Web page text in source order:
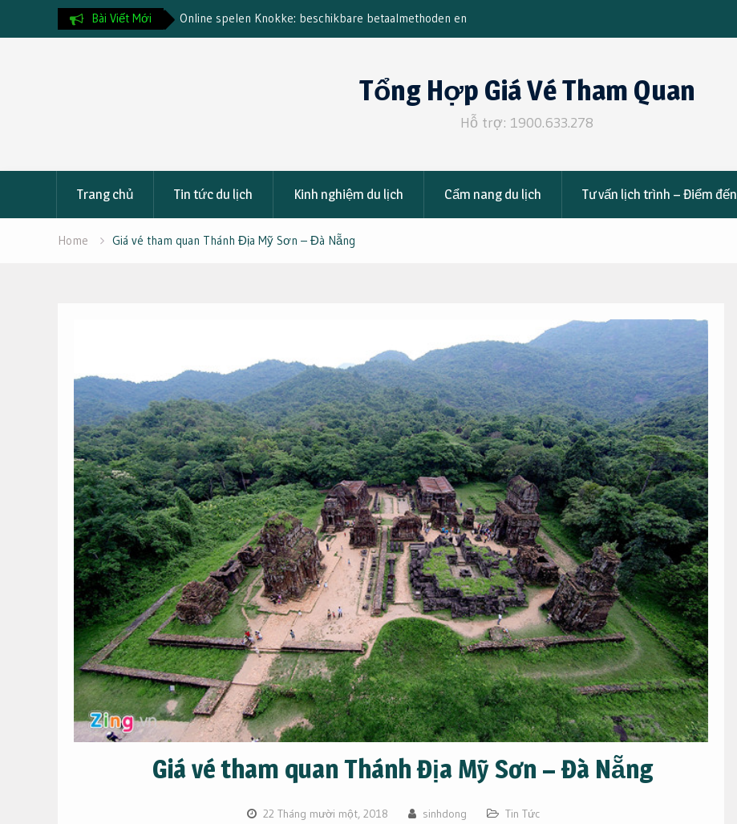
Bài Viết Mới
betaalmethoden en
Chia Sẻ Kinh Nghiệm Du Lịch Nha Trang 4 Ngày 3 Đêm
Đáng Nhớ
Tổng Hợp Giá Vé Tham Quan
Hỗ trợ: 1900.633.278
Trang chủ Tin tức du lịch Kinh nghiệm du lịch Cẩm nang du lịch Tư vấn lịch trình – Điểm đến
Home Giá vé tham quan Thánh Địa Mỹ Sơn – Đà Nẵng
Giá vé tham quan Thánh Địa Mỹ Sơn – Đà Nẵng
22 Tháng mười một, 2018 sinhdong Tin Tức